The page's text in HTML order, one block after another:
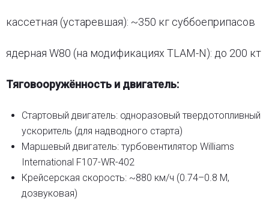
кассетная (устаревшая): ~350 кг суббоеприпасов
ядерная W80 (на модификациях TLAM-N): до 200 кт
Тяговооружённость и двигатель:
Стартовый двигатель: одноразовый твердотопливный
ускоритель (для надводного старта)
Маршевый двигатель: турбовентилятор Williams
International F107-WR-402
Крейсерская скорость: ~880 км/ч (0.74–0.8 М,
дозвуковая)